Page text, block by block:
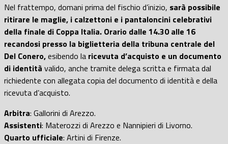
Nel frattempo, domani prima del fischio d’inizio, sarà possibile
ritirare le maglie, i calzettoni e i pantaloncini celebrativi
della finale di Coppa Italia. Orario dalle 14.30 alle 16
recandosi presso la biglietteria della tribuna centrale del
Del Conero,esibendo la ricevuta d’acquisto e un documento
di identità valido, anche tramite delega scritta e firmata dal
richiedente con allegata copia del documento di identità e della
ricevuta d’acquisto.
Arbitra: Gallorini di Arezzo.
Assistenti: Materozzi di Arezzo e Nannipieri di Livorno.
Quarto ufficiale: Artini di Firenze.